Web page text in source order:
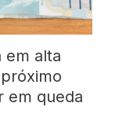
em alta
em queda